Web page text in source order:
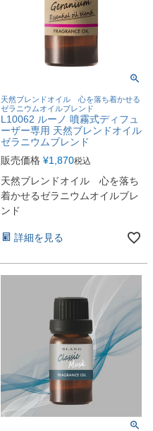
天然ブレンドオイル 心を落ち着かせる
ゼラニウムオイルブレンド
L10062 ルーノ 噴霧式ディフュ
ーザー専用 天然ブレンドオイル
ゼラニウムブレンド
販売価格 ¥1,870税込
天然ブレンドオイル 心を落ち
着かせるゼラニウムオイルブレ
ンド
詳細を見る